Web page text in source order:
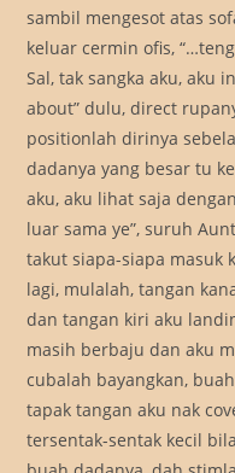
sambil mengesot atas
keluar cermin ofis,
Sal, tak sangka aku, aku
about” dulu, direct
positionlah dirinya
dadanya yang besar tu
aku, aku lihat saja
luar sama ye”, suruh
takut siapa-siapa masuk
lagi, mulalah, tangan
dan tangan kiri aku
masih berbaju dan aku
cubalah bayangkan,
tapak tangan aku nak
tersentak-sentak kecil